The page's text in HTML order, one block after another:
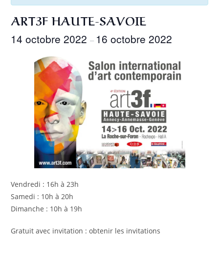
ART3F HAUTE-SAVOIE
14 octobre 2022– 16 octobre 2022
Vendredi : 16h à 23h
Samedi : 10h à 20h
Dimanche : 10h à 19h
Gratuit avec invitation :obtenir les invitations